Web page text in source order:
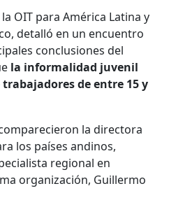
OIT para América Latina y
detalló en un encuentro
conclusiones del
la informalidad juvenil
de entre 15 y
la directora
los países andinos,
regional en
organización, Guillermo